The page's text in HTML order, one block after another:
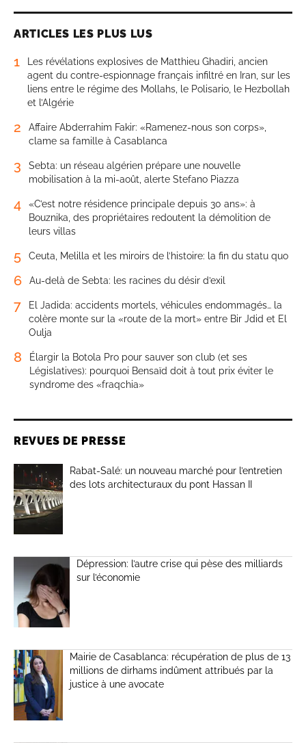
ARTICLES LES PLUS LUS
1
Les révélations explosives de Matthieu Ghadiri, ancien
agent du contre-espionnage français infiltré en Iran, sur les
liens entre le régime des Mollahs, le Polisario, le Hezbollah
et l’Algérie
2
Affaire Abderrahim Fakir: «Ramenez-nous son corps»,
clame sa famille à Casablanca
3
Sebta: un réseau algérien prépare une nouvelle
mobilisation à la mi-août, alerte Stefano Piazza
4
«C’est notre résidence principale depuis 30 ans»: à
Bouznika, des propriétaires redoutent la démolition de
leurs villas
5 Ceuta, Melilla et les miroirs de l’histoire: la fin du statu quo
6 Au-delà de Sebta: les racines du désir d’exil
7
El Jadida: accidents mortels, véhicules endommagés… la
colère monte sur la «route de la mort» entre Bir Jdid et El
Oulja
8
Élargir la Botola Pro pour sauver son club (et ses
Législatives): pourquoi Bensaïd doit à tout prix éviter le
syndrome des «fraqchia»
REVUES DE PRESSE
Rabat-Salé: un nouveau marché pour l’entretien
des lots architecturaux du pont Hassan II
Dépression: l’autre crise qui pèse des milliards
sur l’économie
Mairie de Casablanca: récupération de plus de 13
millions de dirhams indûment attribués par la
justice à une avocate